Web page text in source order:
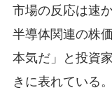
市場の反応は速
半導体関連の株
本気だ」と投資
きに表れている。